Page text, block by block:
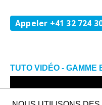
Appeler +41 32 724
TUTO VIDÉO - GAMME